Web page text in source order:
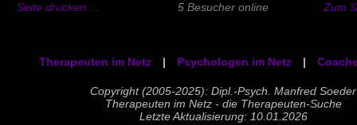
Seite drucken ... 5 Besucher online Zum
Therapeuten im Netz | Psychologen im Netz |
Copyright (2005-2025): Dipl.-Psych. Manfred Soeder
Therapeuten im Netz - die Therapeuten-Suche
Letzte Aktualisierung: 10.01.2026